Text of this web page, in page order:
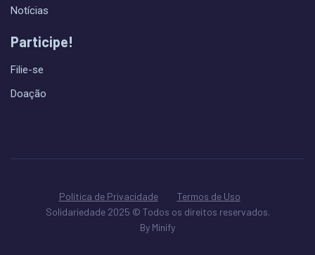
Notícias
Participe!
Filie-se
Doação
Política de Privacidade
Termos de Uso
Solidariedade 2025 © Todos os direitos reservados.
By Minify